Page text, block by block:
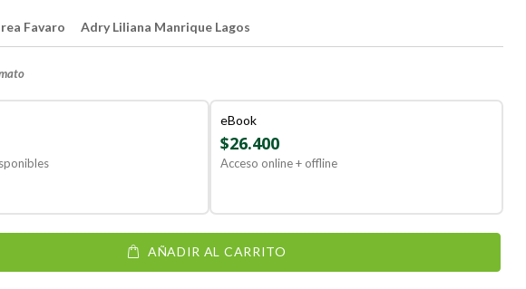
Favaro
Adry Liliana Manrique Lagos
eBook
$26.400
Acceso online + offline
AÑADIR AL CARRITO